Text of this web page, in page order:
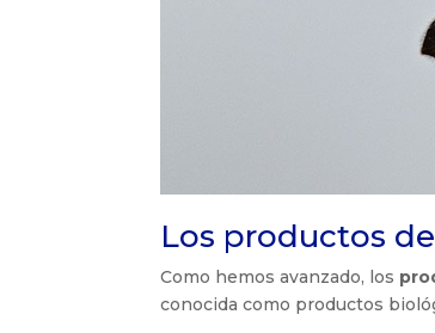
Los productos
Como hemos avanzado, los
conocida como productos